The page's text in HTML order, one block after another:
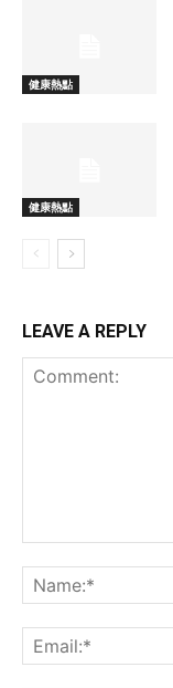
健康熱點
健康熱點
LEAVE A REPLY